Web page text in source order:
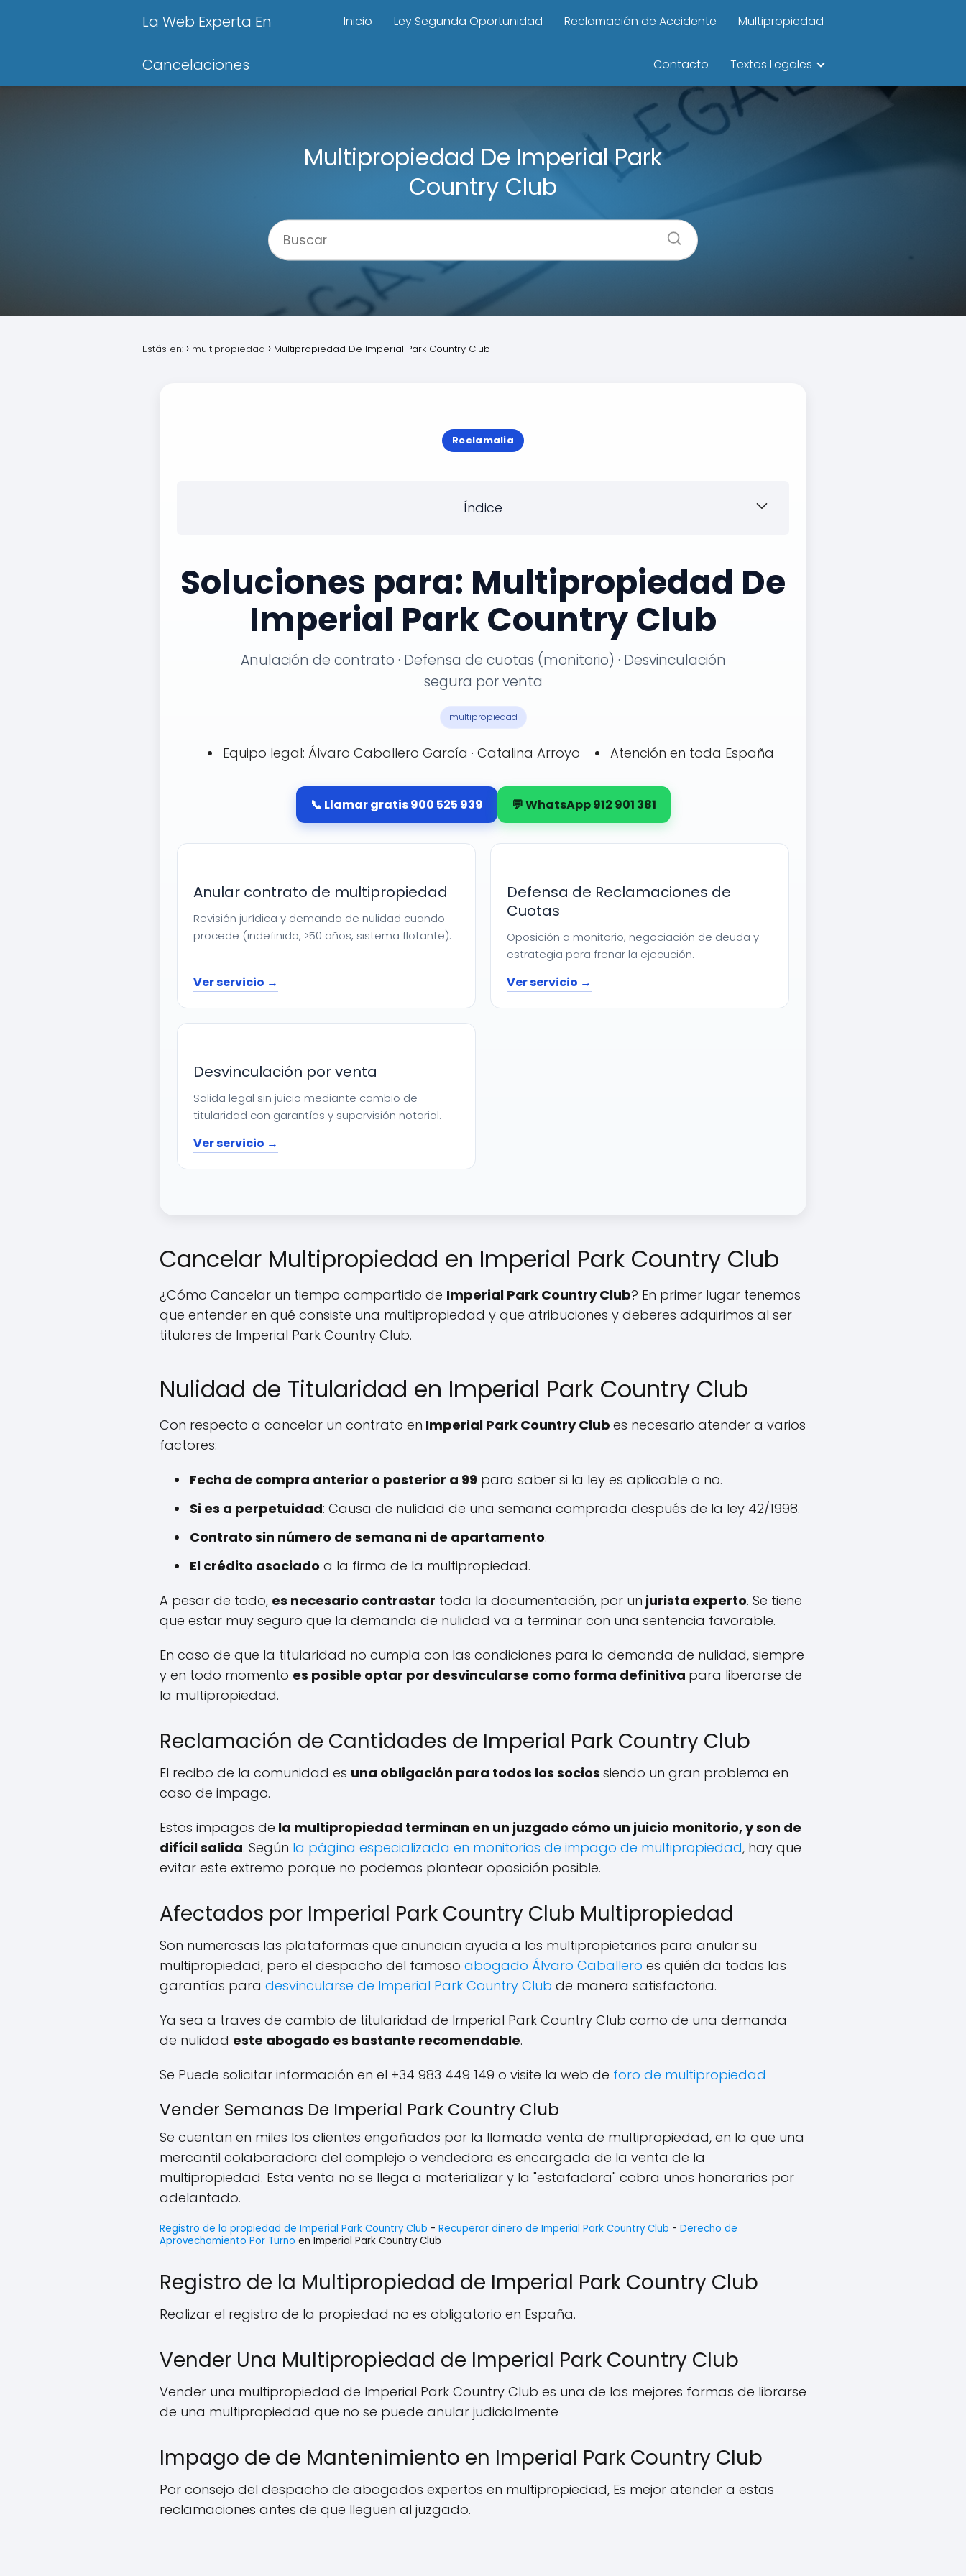
La Web Experta En
Cancelaciones
Inicio Ley Segunda Oportunidad Reclamación de Accidente Multipropiedad
Contacto Textos Legales
Multipropiedad De Imperial Park
Country Club
Estás en: multipropiedad Multipropiedad De Imperial Park Country Club
Reclamalia
Índice
Soluciones para: Multipropiedad De
Imperial Park Country Club
Anulación de contrato · Defensa de cuotas (monitorio) · Desvinculación
segura por venta
multipropiedad
Equipo legal: Álvaro Caballero García · Catalina Arroyo Atención en toda España
📞 Llamar gratis 900 525 939 💬 WhatsApp 912 901 381
Anular contrato de multipropiedad
Revisión jurídica y demanda de nulidad cuando
procede (indefinido, >50 años, sistema flotante).
Ver servicio →
Defensa de Reclamaciones de
Cuotas
Oposición a monitorio, negociación de deuda y
estrategia para frenar la ejecución.
Ver servicio →
Desvinculación por venta
Salida legal sin juicio mediante cambio de
titularidad con garantías y supervisión notarial.
Ver servicio →
Cancelar Multipropiedad en Imperial Park Country Club
¿Cómo Cancelar un tiempo compartido de Imperial Park Country Club? En primer lugar tenemos
que entender en qué consiste una multipropiedad y que atribuciones y deberes adquirimos al ser
titulares de Imperial Park Country Club.
Nulidad de Titularidad en Imperial Park Country Club
Con respecto a cancelar un contrato en Imperial Park Country Club es necesario atender a varios
factores:
Fecha de compra anterior o posterior a 99 para saber si la ley es aplicable o no.
Si es a perpetuidad: Causa de nulidad de una semana comprada después de la ley 42/1998.
Contrato sin número de semana ni de apartamento.
El crédito asociado a la firma de la multipropiedad.
A pesar de todo, es necesario contrastar toda la documentación, por un jurista experto. Se tiene
que estar muy seguro que la demanda de nulidad va a terminar con una sentencia favorable.
En caso de que la titularidad no cumpla con las condiciones para la demanda de nulidad, siempre
y en todo momento es posible optar por desvincularse como forma definitiva para liberarse de
la multipropiedad.
Reclamación de Cantidades de Imperial Park Country Club
El recibo de la comunidad es una obligación para todos los socios siendo un gran problema en
caso de impago.
Estos impagos de la multipropiedad terminan en un juzgado cómo un juicio monitorio, y son de
difícil salida. Según la página especializada en monitorios de impago de multipropiedad, hay que
evitar este extremo porque no podemos plantear oposición posible.
Afectados por Imperial Park Country Club Multipropiedad
Son numerosas las plataformas que anuncian ayuda a los multipropietarios para anular su
multipropiedad, pero el despacho del famoso abogado Álvaro Caballero es quién da todas las
garantías para desvincularse de Imperial Park Country Club de manera satisfactoria.
Ya sea a traves de cambio de titularidad de Imperial Park Country Club como de una demanda
de nulidad este abogado es bastante recomendable.
Se Puede solicitar información en el +34 983 449 149 o visite la web de foro de multipropiedad
Vender Semanas De Imperial Park Country Club
Se cuentan en miles los clientes engañados por la llamada venta de multipropiedad, en la que una
mercantil colaboradora del complejo o vendedora es encargada de la venta de la
multipropiedad. Esta venta no se llega a materializar y la "estafadora" cobra unos honorarios por
adelantado.
Registro de la propiedad de Imperial Park Country Club - Recuperar dinero de Imperial Park Country Club - Derecho de
Aprovechamiento Por Turno en Imperial Park Country Club
Registro de la Multipropiedad de Imperial Park Country Club
Realizar el registro de la propiedad no es obligatorio en España.
Vender Una Multipropiedad de Imperial Park Country Club
Vender una multipropiedad de Imperial Park Country Club es una de las mejores formas de librarse
de una multipropiedad que no se puede anular judicialmente
Impago de de Mantenimiento en Imperial Park Country Club
Por consejo del despacho de abogados expertos en multipropiedad, Es mejor atender a estas
reclamaciones antes de que lleguen al juzgado.